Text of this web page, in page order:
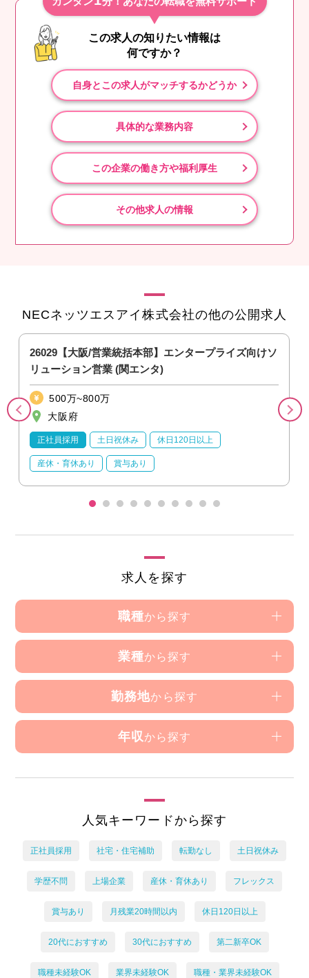
この求人の知りたい情報は
何ですか？
自身とこの求人がマッチするかどうか
具体的な業務内容
この企業の働き方や福利厚生
その他求人の情報
NECネッツエスアイ株式会社の他の公開求人
26029【大阪/営業統括本部】エンタープライズ向けソ
リューション営業 (関エンタ)
500万~800万
大阪府
正社員採用 土日祝休み 休日120日以上
産休・育休あり 賞与あり
求人を探す
職種から探す
業種から探す
勤務地から探す
年収 から探す
人気キーワードから探す
正社員採用 社宅・住宅補助 転勤なし 土日祝休み
学歴不問 上場企業 産休・育休あり フレックス
賞与あり 月残業20時間以内 休日120日以上
20代におすすめ 30代におすすめ 第二新卒OK
職種未経験OK 業界未経験OK 職種・業界未経験OK